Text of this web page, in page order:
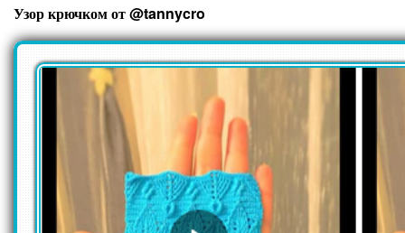
Узор крючком от @tannycro